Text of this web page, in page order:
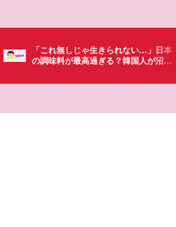
【韓国にもあるのに…】なぜ日本のセ
ブンイレブンが韓国人に人気なの？